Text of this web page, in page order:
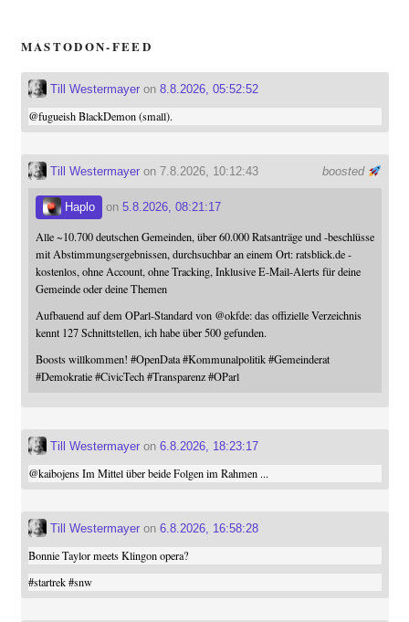
MASTODON-FEED
Till Westermayeron 8.8.2026, 05:52:52
@fugueishBlackDemon (small).
boosted
Till Westermayeron 7.8.2026, 10:12:43
Haplo on 5.8.2026, 08:21:17
Alle ~10.700 deutschen Gemeinden, über 60.000 Ratsanträge und -beschlüsse
mit Abstimmungsergebnissen, durchsuchbar an einem Ort: ratsblick.de -
kostenlos, ohne Account, ohne Tracking, Inklusive E-Mail-Alerts für deine
Gemeinde oder deine Themen
Aufbauend auf dem OParl-Standard von @okfde: das offizielle Verzeichnis
kennt 127 Schnittstellen, ich habe über 500 gefunden.
Boosts willkommen! #OpenData #Kommunalpolitik #Gemeinderat
#Demokratie #CivicTech #Transparenz #OParl
Till Westermayeron 6.8.2026, 18:23:17
@kaibojensIm Mittel über beide Folgen im Rahmen ...
Till Westermayeron 6.8.2026, 16:58:28
Bonnie Taylor meets Klingon opera?
#startrek #snw